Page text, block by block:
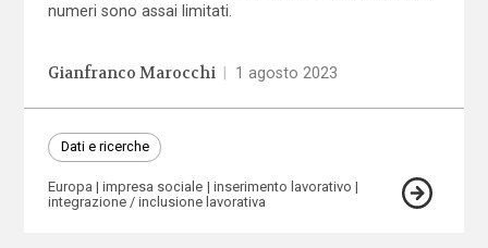
numeri sono assai limitati.
Gianfranco Marocchi | 1 agosto 2023
Dati e ricerche
Europa impresa sociale
inserimento lavorativo
integrazione / inclusione lavorativa